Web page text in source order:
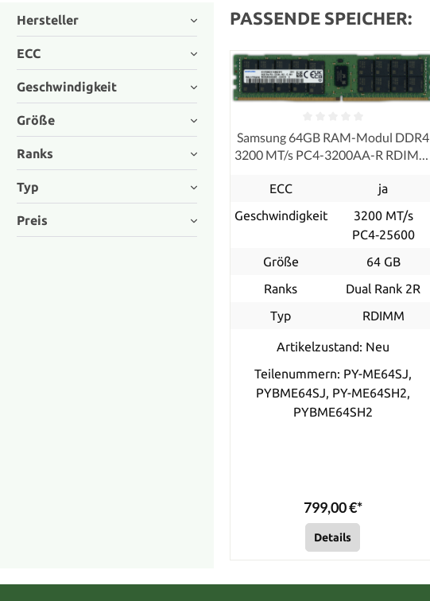
Hersteller
ECC
Geschwindigkeit
Größe
Ranks
Typ
Preis
PASSENDE SPEICHER:
Samsung 64GB RAM-Modul DDR4
3200 MT/s PC4-3200AA-R RDIMM
ECC
ja
Geschwindigkeit
3200 MT/s
PC4‑25600
Größe
64 GB
Ranks
Dual Rank 2R
Typ
RDIMM
Artikelzustand: Neu
Teilenummern: PY-ME64SJ,
PYBME64SJ, PY-ME64SH2,
PYBME64SH2
799,00 €*
Details